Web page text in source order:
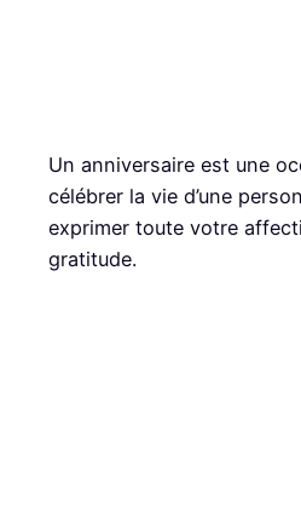
Un anniversaire est une
célébrer la vie d’une
exprimer toute votre
gratitude.